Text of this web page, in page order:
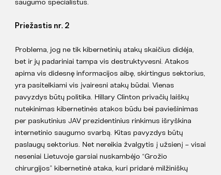
Priežastis nr. 2
Problema, jog ne tik kibernetinių atakų skaičius didėja,
bet ir jų padariniai tampa vis destruktyvesni. Atakos
apima vis didesnę informacijos aibę, skirtingus sektorius,
yra pasitelkiami vis įvairesni atakų būdai. Vienas
pavyzdys būtų politika. Hillary Clinton privačių laiškų
nutekinimas kibernetinės atakos būdu bei paviešinimas
per paskutinius JAV prezidentinius rinkimus išryškina
internetinio saugumo svarbą. Kitas pavyzdys būtų
paslaugų sektorius. Net nereikia žvalgytis į užsienį – visai
neseniai Lietuvoje garsiai nuskambėjo “Grožio
chirurgijos” kibernetinė ataka, kuri pridarė milžiniškų